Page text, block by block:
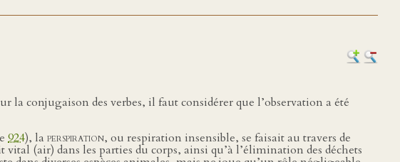
conjugaison des verbes, il faut considérer que l’observation a été
924), la perspiration, ou respiration insensible, se faisait au travers de
(air) dans les parties du corps, ainsi qu’à l’élimination des déchets